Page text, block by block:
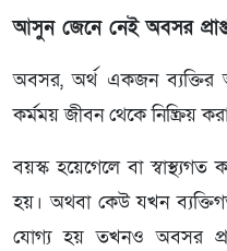
আসুন জেনে নেই অবসর
অবসর, অর্থ একজন ব্যক্তির
কর্মময় জীবন থেকে নিষ্ক্রিয়
বয়স্ক হয়েগেলে বা
হয়। অথবা কেউ যখন
যোগ্য হয় তখনও অবসর